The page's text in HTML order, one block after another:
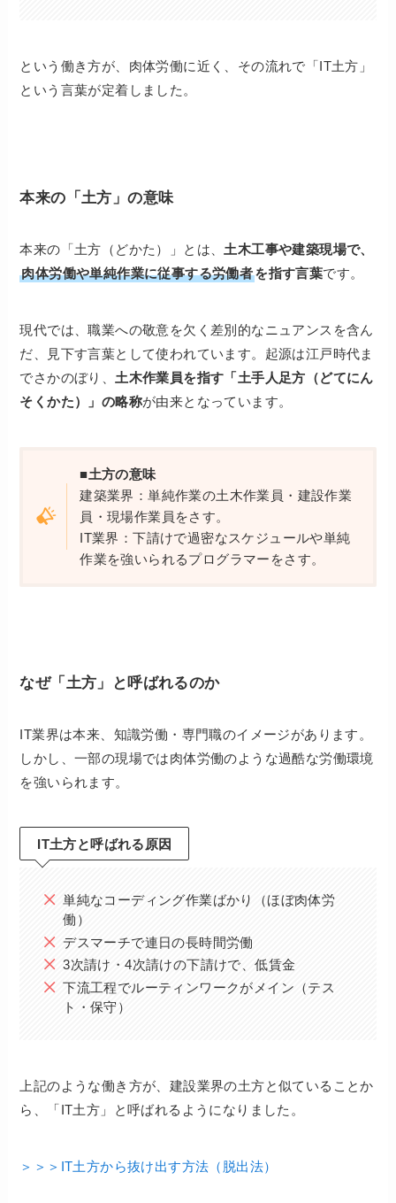
という働き方が、肉体労働に近く、その流れで「IT土方」
という言葉が定着しました。
本来の「土方」の意味
本来の「土方（どかた）」とは、 土木工事や建築現場で、
肉体労働や単純作業に従事する労働者を指す言葉です。
現代では、職業への敬意を欠く差別的なニュアンスを含ん
だ、見下す言葉として使われています。起源は江戸時代ま
でさかのぼり、 土木作業員を指す「土手人足方（どてにん
そくかた）」の略称が由来となっています。
■土方の意味
建築業界：単純作業の土木作業員・建設作業
員・現場作業員をさす。
IT業界：下請けで過密なスケジュールや単純
作業を強いられるプログラマーをさす。
なぜ「土方」と呼ばれるのか
IT業界は本来、知識労働・専門職のイメージがあります。
しかし、一部の現場では肉体労働のような過酷な労働環境
を強いられます。
IT土方と呼ばれる原因
単純なコーディング作業ばかり（ほぼ肉体労
働）
デスマーチで連日の長時間労働
3次請け・4次請けの下請けで、低賃金
下流工程でルーティンワークがメイン（テス
ト・保守）
上記のような働き方が、建設業界の土方と似ていることか
ら、「IT土方」と呼ばれるようになりました。
＞＞＞IT土方から抜け出す方法（脱出法）